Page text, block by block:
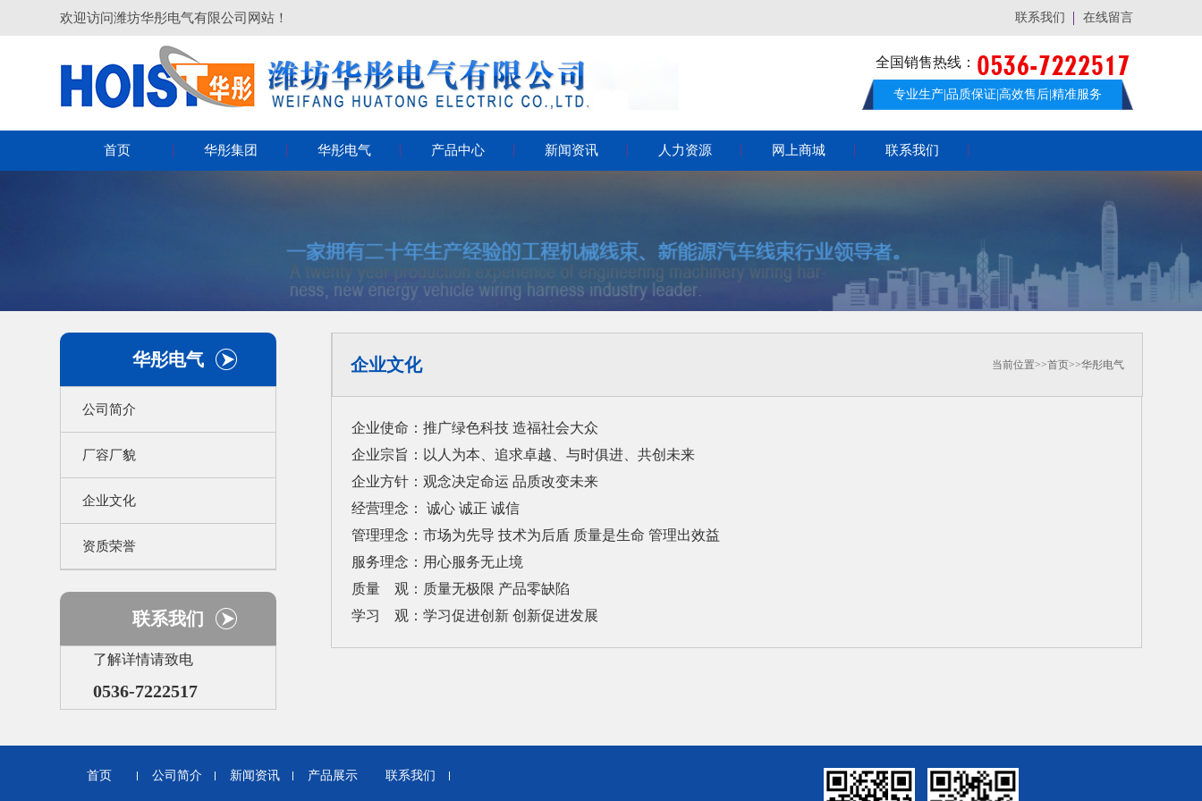
欢迎访问潍坊华彤电气有限公司网站！ 联系我们 在线留言
全国销售热线：
专业生产|品质保证|高效售后|精准服务
首页 华彤集团 华彤电气 产品中心 新闻资讯 人力资源 网上商城 联系我们
华彤电气
公司简介
厂容厂貌
企业文化
资质荣誉
联系我们
了解详情请致电
0536-7222517
企业文化 当前位置>>首页>>华彤电气
企业使命：推广绿色科技 造福社会大众
企业宗旨：以人为本、追求卓越、与时俱进、共创未来
企业方针：观念决定命运 品质改变未来
经营理念： 诚心 诚正 诚信
管理理念：市场为先导 技术为后盾 质量是生命 管理出效益
服务理念：用心服务无止境
质量 观：质量无极限 产品零缺陷
学习 观：学习促进创新 创新促进发展
首页 公司简介 新闻资讯 产品展示 联系我们